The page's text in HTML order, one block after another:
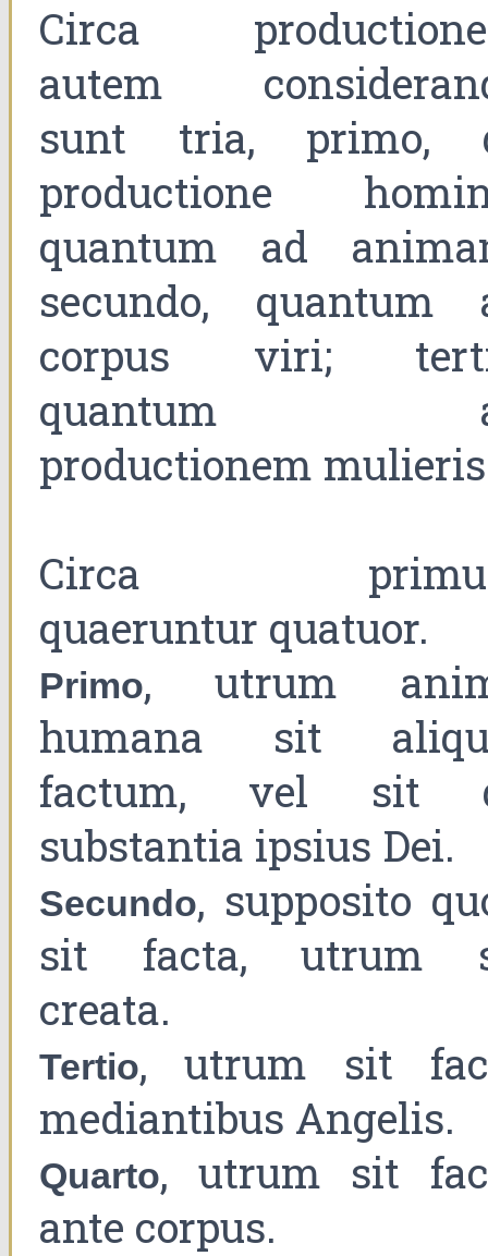
Circa
autem
sunt tria, primo,
productione
quantum ad
secundo, quantum
corpus viri;
quantum
productionem
Circa
quaeruntur quatuor.
Primo, utrum
humana sit
factum, vel sit
substantia ipsius Dei.
Secundo, supposito
sit facta, utrum
creata.
Tertio, utrum sit
mediantibus Angelis.
Quarto, utrum sit
ante corpus.